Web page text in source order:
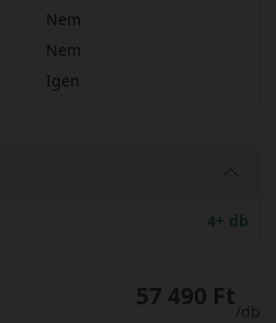
Nem
Nem
Igen
4+ db
57 490 Ft
/db